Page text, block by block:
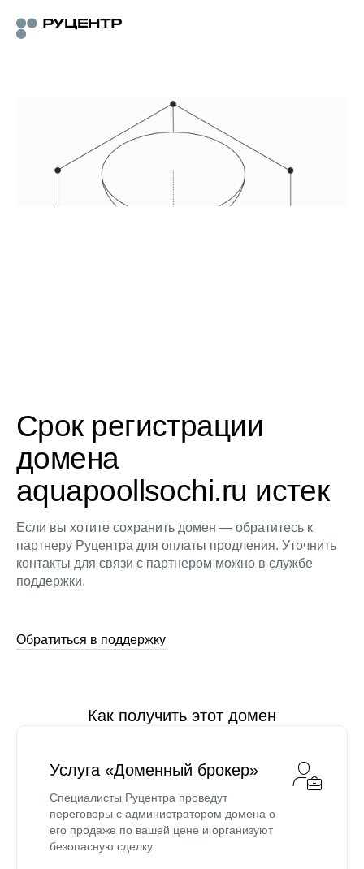
Срок регистрации
домена
aquapoollsochi.ru истек
Если вы хотите сохранить домен — обратитесь к
партнеру Руцентра для оплаты продления. Уточнить
контакты для связи с партнером можно в службе
поддержки.
Обратиться в поддержку
Как получить этот домен
Услуга «Доменный брокер»
Специалисты Руцентра проведут
переговоры с администратором домена о
его продаже по вашей цене и организуют
безопасную сделку.